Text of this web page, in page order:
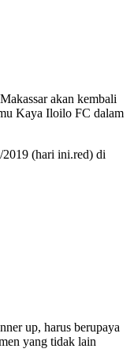
akan kembali
Kaya Iloilo FC dalam
2019 (hari ini.red) di
up, harus berupaya
yang tidak lain